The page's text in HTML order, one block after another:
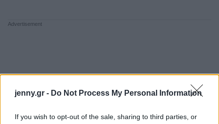
jenny.gr - Do Not Process My Personal Information
If you wish to opt-out of the sale, sharing to third parties, or